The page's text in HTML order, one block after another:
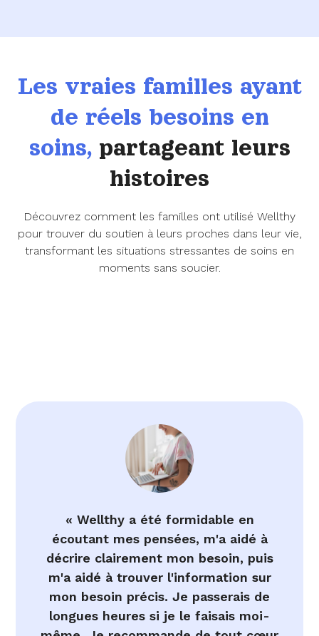
Les vraies familles ayant
de réels besoins en
soins,partageant leurs
histoires
Découvrez comment les familles ont utilisé Wellthy
pour trouver du soutien à leurs proches dans leur vie,
transformant les situations stressantes de soins en
moments sans soucier.
« Wellthy a été formidable en
écoutant mes pensées, m'a aidé à
décrire clairement mon besoin, puis
m'a aidé à trouver l'information sur
mon besoin précis. Je passerais de
longues heures si je le faisais moi-